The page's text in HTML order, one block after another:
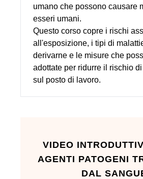
umano che possono causare
esseri umani.
Questo corso copre i rischi
all'esposizione, i tipi di
derivarne e le misure che
adottate per ridurre il rischio
sul posto di lavoro.
VIDEO
AGENTI PATOGENI
DAL